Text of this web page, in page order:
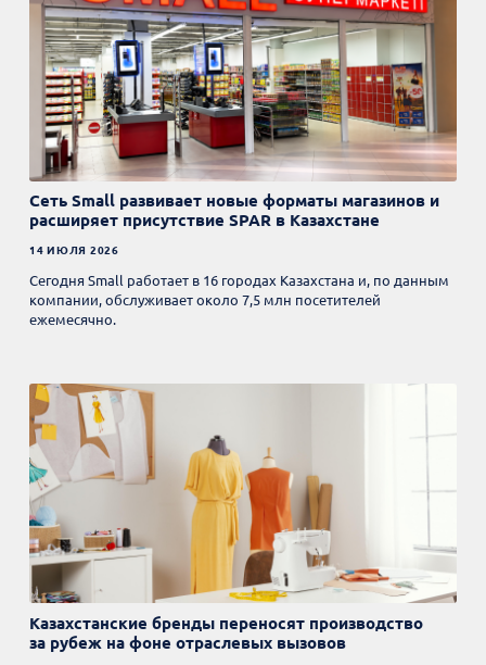
Сеть Small развивает новые форматы магазинов и
расширяет присутствие SPAR в Казахстане
14 ИЮЛЯ 2026
Сегодня Small работает в 16 городах Казахстана и, по данным
компании, обслуживает около 7,5 млн посетителей
ежемесячно.
Казахстанские бренды переносят производство
за рубеж на фоне отраслевых вызовов